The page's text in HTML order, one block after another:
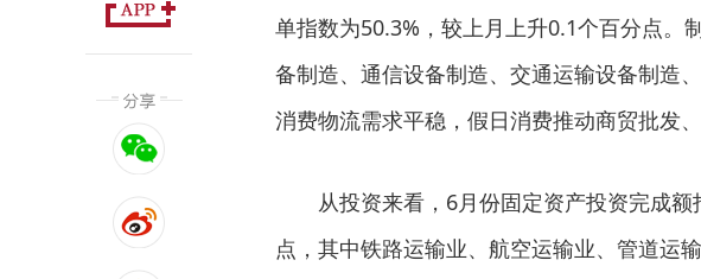
单指数为50.3%，较上月上升0.1个百分点。
备制造、通信设备制造、交通运输设备制造
消费物流需求平稳，假日消费推动商贸批发
从投资来看，6月份固定资产投资完成额
点，其中铁路运输业、航空运输业、管道运